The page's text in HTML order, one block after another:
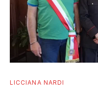
LICCIANA NARDI